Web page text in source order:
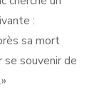
:
sa mort
souvenir de